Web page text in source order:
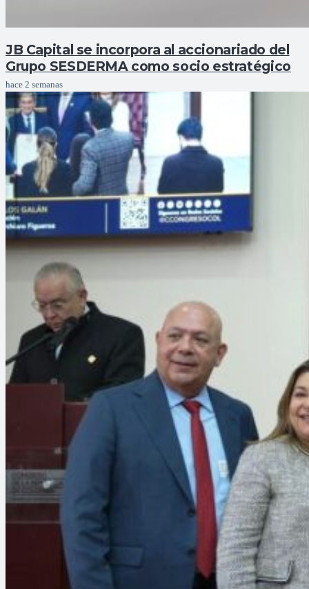
JB Capital se incorpora al accionariado del
Grupo SESDERMA como socio estratégico
hace 2 semanas